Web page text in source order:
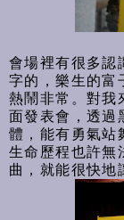
會場裡有很多認
字的，樂生的富
熱鬧非常。對我
面發表會，透過
體，能有勇氣站
生命歷程也許無
曲，就能很快地